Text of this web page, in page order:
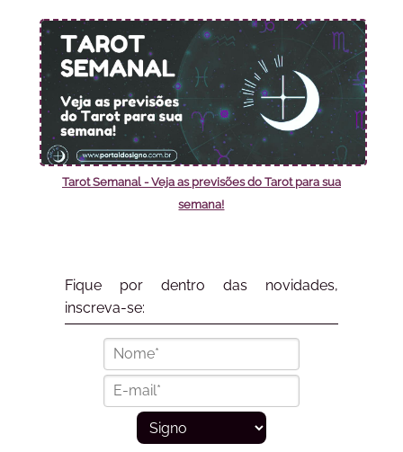
Tarot Semanal - Veja as previsões do Tarot para sua
semana!
Fique por dentro das novidades,
inscreva-se: